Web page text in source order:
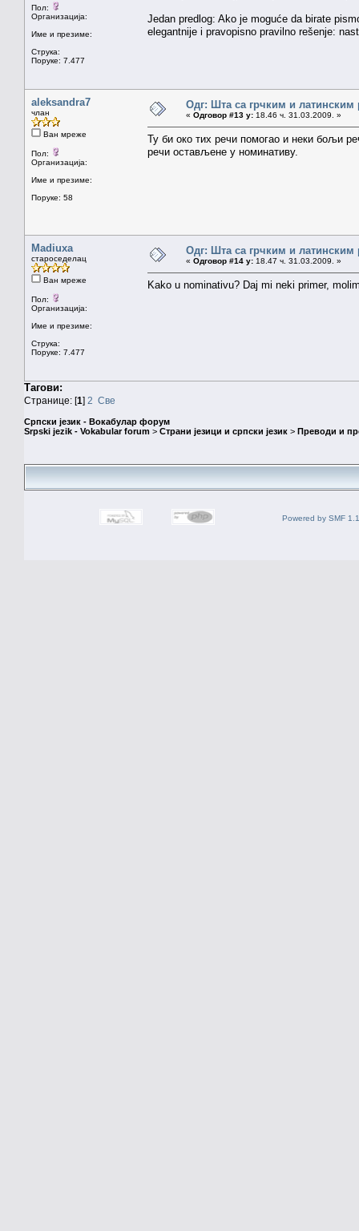
Пол:
Организација:
Име и презиме:
Струка:
Поруке: 7.477
Jedan predlog: Ako je moguće da birate
elegantnije i pravopisno pravilno rešenje:
aleksandra7
члан
Ван мреже
Пол:
Организација:
Име и презиме:
Поруке: 58
Одг: Шта са грчким и
« Одговор #13 у: 18.46 ч. 31.03.2009. »
Ту би око тих речи помогао и неки бољи
речи остављене у номинативу.
Madiuxa
староседелац
Ван мреже
Пол:
Организација:
Име и презиме:
Струка:
Поруке: 7.477
Одг: Шта са грчким и
« Одговор #14 у: 18.47 ч. 31.03.2009. »
Kako u nominativu? Daj mi neki primer,
Тагови:
Странице: [1] 2 Све
Српски језик - Вокабулар форум
Srpski jezik - Vokabular forum > Страни језици и српски језик > Преводи и
Powered by SMF